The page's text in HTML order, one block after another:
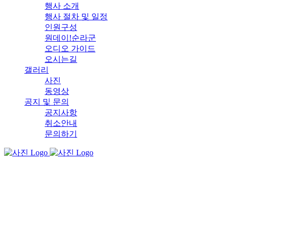
행사 소개
행사 절차 및 일정
인원구성
원데이!순라군
오디오 가이드
오시는길
갤러리
사진
동영상
공지 및 문의
공지사항
취소안내
문의하기